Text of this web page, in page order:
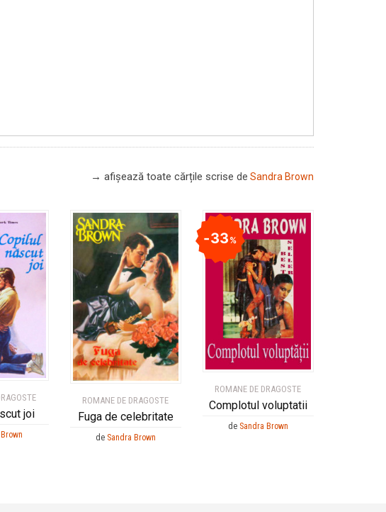
→ afișează toate cărțile scrise de Sandra Brown
joi
ROMANE DE DRAGOSTE
Fuga de celebritate
de Sandra Brown
ROMANE DE DRAGOSTE
Complotul voluptatii
33%
de Sandra Brown